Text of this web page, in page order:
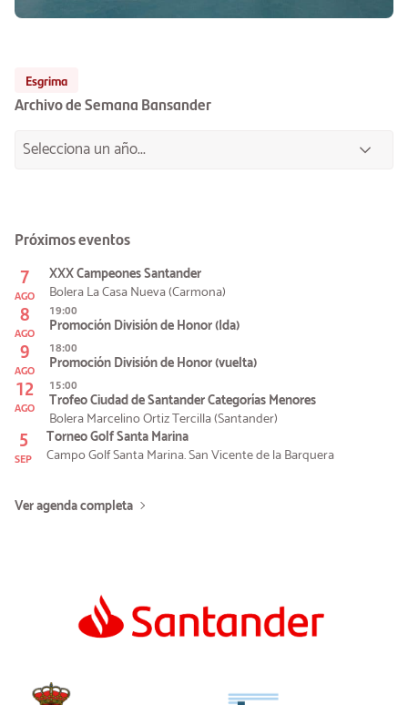
Esgrima
Archivo de Semana Bansander
Próximos eventos
7
AGO
XXX Campeones Santander
Bolera La Casa Nueva (Carmona)
8
AGO
19:00
Promoción División de Honor (Ida)
9
AGO
18:00
Promoción División de Honor (vuelta)
12
AGO
15:00
Trofeo Ciudad de Santander Categorías Menores
Bolera Marcelino Ortiz Tercilla (Santander)
5
SEP
Torneo Golf Santa Marina
Campo Golf Santa Marina. San Vicente de la Barquera
Ver agenda completa